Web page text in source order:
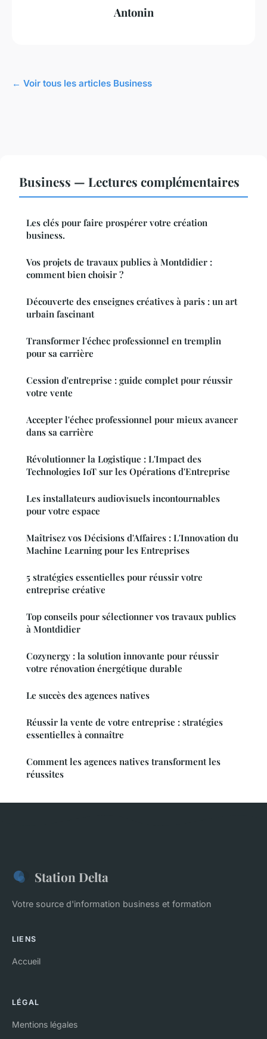
Antonin
← Voir tous les articles Business
Business — Lectures complémentaires
Les clés pour faire prospérer votre création
business.
Vos projets de travaux publics à Montdidier :
comment bien choisir ?
Découverte des enseignes créatives à paris : un art
urbain fascinant
Transformer l'échec professionnel en tremplin
pour sa carrière
Cession d'entreprise : guide complet pour réussir
votre vente
Accepter l'échec professionnel pour mieux avancer
dans sa carrière
Révolutionner la Logistique : L'Impact des
Technologies IoT sur les Opérations d'Entreprise
Les installateurs audiovisuels incontournables
pour votre espace
Maîtrisez vos Décisions d'Affaires : L'Innovation du
Machine Learning pour les Entreprises
5 stratégies essentielles pour réussir votre
entreprise créative
Top conseils pour sélectionner vos travaux publics
à Montdidier
Cozynergy : la solution innovante pour réussir
votre rénovation énergétique durable
Le succès des agences natives
Réussir la vente de votre entreprise : stratégies
essentielles à connaître
Comment les agences natives transforment les
réussites
Station Delta
Votre source d'information business et formation
LIENS
Accueil
LÉGAL
Mentions légales